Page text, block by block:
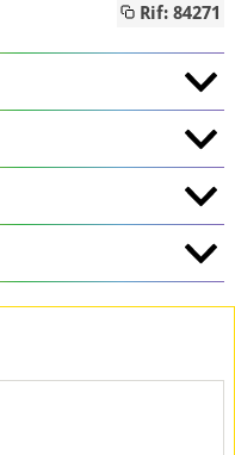
Rif: 84271